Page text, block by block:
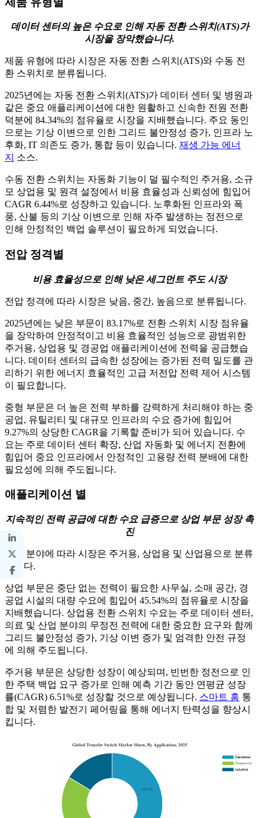
데이터 센터의 높은 수요로 인해 자동 전환 스위치(ATS)가
시장을 장악했습니다.
제품 유형에 따라 시장은 자동 전환 스위치(ATS)와 수동 전
환 스위치로 분류됩니다.
2025년에는 자동 전환 스위치(ATS)가 데이터 센터 및 병원과
같은 중요 애플리케이션에 대한 원활하고 신속한 전원 전환
덕분에 84.34%의 점유율로 시장을 지배했습니다. 주요 동인
으로는 기상 이변으로 인한 그리드 불안정성 증가, 인프라 노
후화, IT 의존도 증가, 통합 등이 있습니다. 재생 가능 에너
지
소스.
수동 전환 스위치는 자동화 기능이 덜 필수적인 주거용, 소규
모 상업용 및 원격 설정에서 비용 효율성과 신뢰성에 힘입어
CAGR 6.44%로 성장하고 있습니다. 노후화된 인프라와 폭
풍, 산불 등의 기상 이변으로 인해 자주 발생하는 정전으로
인해 안정적인 백업 솔루션이 필요하게 되었습니다.
전압 정격별
비용 효율성으로 인해 낮은 세그먼트 주도 시장
전압 정격에 따라 시장은 낮음, 중간, 높음으로 분류됩니다.
2025년에는 낮은 부문이 83.17%로 전환 스위치 시장 점유율
을 장악하여 안정적이고 비용 효율적인 성능으로 광범위한
주거용, 상업용 및 경공업 애플리케이션에 전력을 공급했습
니다. 데이터 센터의 급속한 성장에는 증가된 전력 밀도를 관
리하기 위한 에너지 효율적인 고급 저전압 전력 제어 시스템
이 필요합니다.
중형 부문은 더 높은 전력 부하를 강력하게 처리해야 하는 중
공업, 유틸리티 및 대규모 인프라의 수요 증가에 힘입어
9.27%의 상당한 CAGR을 기록할 준비가 되어 있습니다. 수
요는 주로 데이터 센터 확장, 산업 자동화 및 에너지 전환에
힘입어 중요 인프라에서 안정적인 고용량 전력 분배에 대한
필요성에 의해 주도됩니다.
애플리케이션 별
지속적인 전력 공급에 대한 수요 급증으로 상업 부문 성장 촉
진
응용 분야에 따라 시장은 주거용, 상업용 및 산업용으로 분류
됩니다.
상업 부문은 중단 없는 전력이 필요한 사무실, 소매 공간, 경
공업 시설의 대량 수요에 힘입어 45.54%의 점유율로 시장을
지배했습니다. 상업용 전환 스위치 수요는 주로 데이터 센터,
의료 및 산업 분야의 무정전 전력에 대한 중요한 요구와 함께
그리드 불안정성 증가, 기상 이변 증가 및 엄격한 안전 규정
에 의해 주도됩니다.
주거용 부문은 상당한 성장이 예상되며, 빈번한 정전으로 인
한 주택 백업 요구 증가로 인해 예측 기간 동안 연평균 성장
률(CAGR) 6.51%로 성장할 것으로 예상됩니다. 스마트 홈 통
합 및 저렴한 발전기 페어링을 통해 에너지 탄력성을 향상시
킵니다.